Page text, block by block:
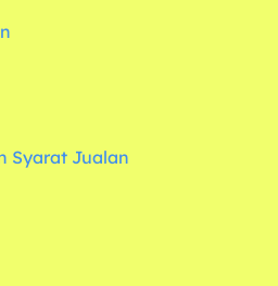
Syarat Jualan